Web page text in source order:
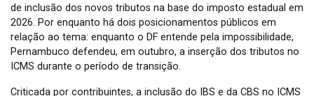
de inclusão dos novos tributos na base do imposto estadual em
2026. Por enquanto há dois posicionamentos públicos em
relação ao tema: enquanto o DF entende pela impossibilidade,
Pernambuco defendeu, em outubro, a inserção dos tributos no
ICMS durante o período de transição.
Criticada por contribuintes, a inclusão do IBS e da CBS no ICMS